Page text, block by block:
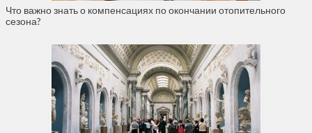
Что важно знать о компенсациях по окончании отопительного
сезона?